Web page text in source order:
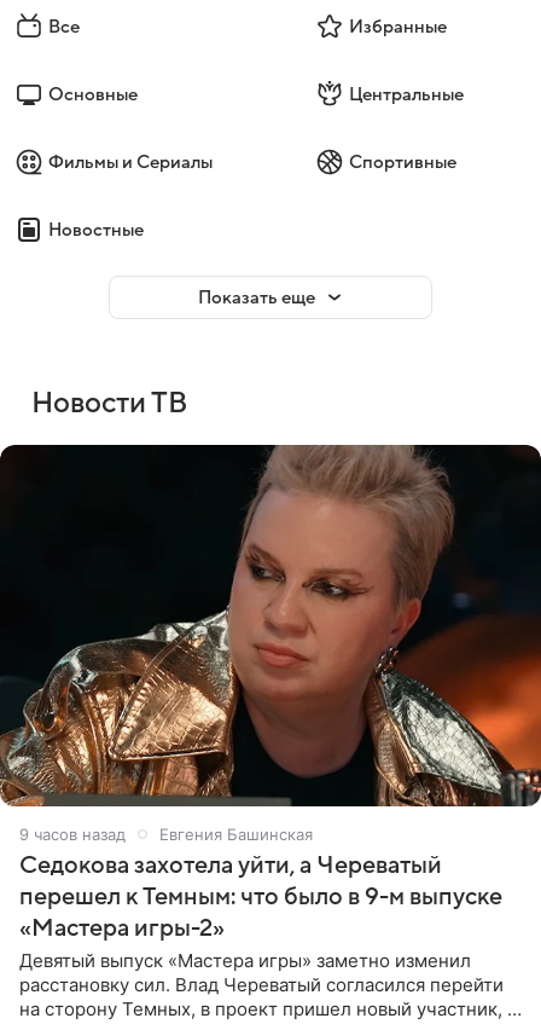
Все Избранные
Основные Центральные
Фильмы и Сериалы Спортивные
Новостные
Показать еще
Новости ТВ
9 часов назад Евгения Башинская
Седокова захотела уйти, а Череватый
перешел к Темным: что было в 9-м выпуске
«Мастера игры-2»
Девятый выпуск «Мастера игры» заметно изменил
расстановку сил. Влад Череватый согласился перейти
на сторону Темных, в проект пришел новый участник, а